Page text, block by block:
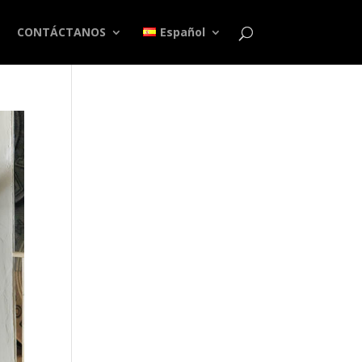
CONTÁCTANOS Español